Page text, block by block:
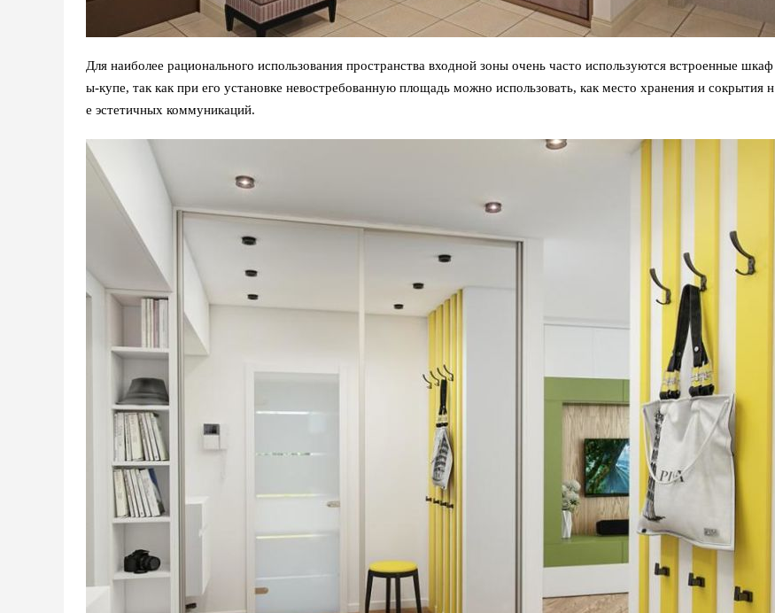
Для наиболее рационального использования пространства входной зоны очень часто используются встроенные шкаф
ы-купе, так как при его установке невостребованную площадь можно использовать, как место хранения и сокрытия н
е эстетичных коммуникаций.